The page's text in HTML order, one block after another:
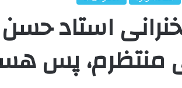
استاد
منتظرم، پس